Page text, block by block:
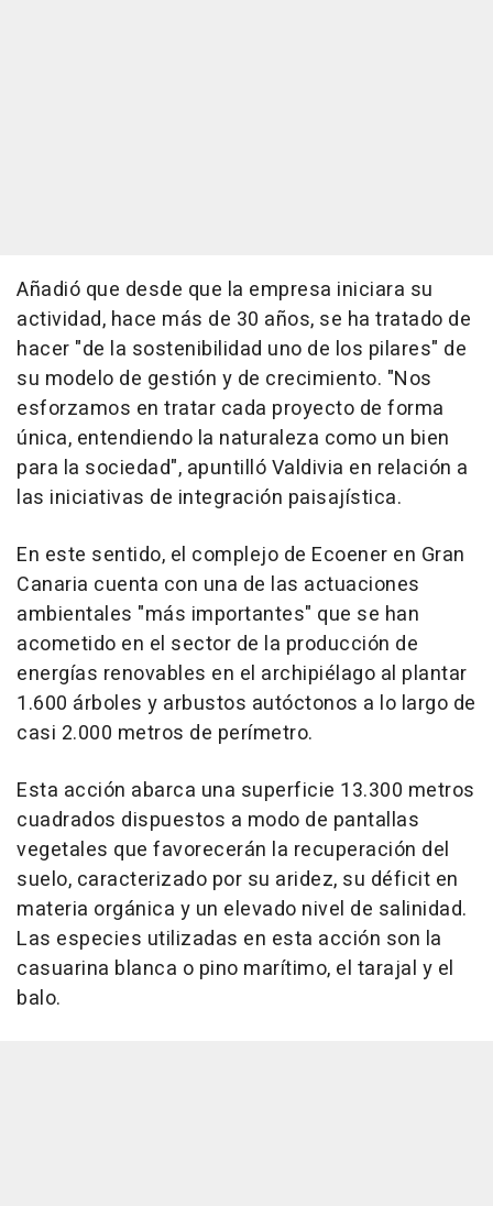
Añadió que desde que la empresa iniciara su
actividad, hace más de 30 años, se ha tratado de
hacer "de la sostenibilidad uno de los pilares" de
su modelo de gestión y de crecimiento. "Nos
esforzamos en tratar cada proyecto de forma
única, entendiendo la naturaleza como un bien
para la sociedad", apuntilló Valdivia en relación a
las iniciativas de integración paisajística.
En este sentido, el complejo de Ecoener en Gran
Canaria cuenta con una de las actuaciones
ambientales "más importantes" que se han
acometido en el sector de la producción de
energías renovables en el archipiélago al plantar
1.600 árboles y arbustos autóctonos a lo largo de
casi 2.000 metros de perímetro.
Esta acción abarca una superficie 13.300 metros
cuadrados dispuestos a modo de pantallas
vegetales que favorecerán la recuperación del
suelo, caracterizado por su aridez, su déficit en
materia orgánica y un elevado nivel de salinidad.
Las especies utilizadas en esta acción son la
casuarina blanca o pino marítimo, el tarajal y el
balo.